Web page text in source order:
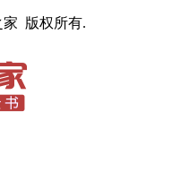
家 版权所有.